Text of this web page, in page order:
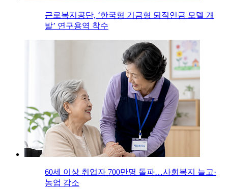
근로복지공단, ‘한국형 기금형 퇴직연금 모델 개
발’ 연구용역 착수
60세 이상 취업자 700만명 돌파…사회복지 늘고·
농업 감소